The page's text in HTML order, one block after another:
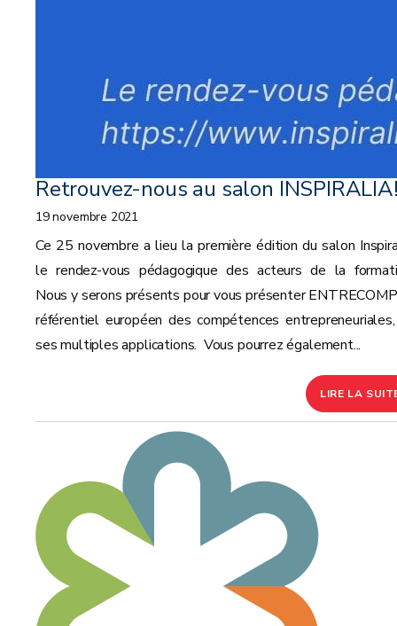
Retrouvez-nous au salon
19 novembre 2021
Ce 25 novembre a lieu la première édition du salon
le rendez-vous pédagogique des acteurs de la
Nous y serons présents pour vous présenter
référentiel européen des compétences
ses multiples applications. Vous pourrez également...
LIRE LA